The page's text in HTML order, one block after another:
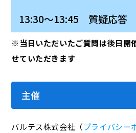
13:30～13:45 質疑応答
※当日いただいたご質問は後日開
せていただきます
主催
バルテス株式会社（プライバシー